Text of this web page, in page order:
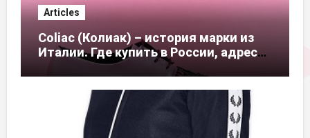
Articles
Coliac (Колиак) – история марки из
Италии. Где купить в России, адреса
магазинов